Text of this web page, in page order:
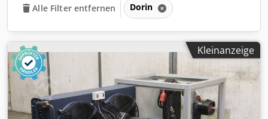
Alle Filter entfernen Dorin
Kleinanzeige